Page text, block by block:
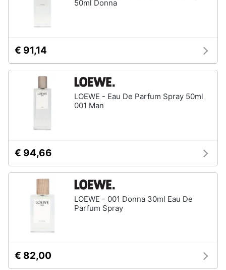
50ml Donna
€ 91,14
LOEWE - Eau De Parfum Spray 50ml
001 Man
€ 94,66
LOEWE - 001 Donna 30ml Eau De
Parfum Spray
€ 82,00